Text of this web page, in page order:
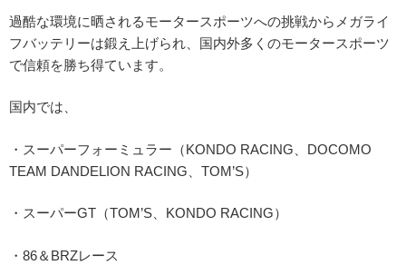
過酷な環境に晒されるモータースポーツへの挑戦からメガライ
フバッテリーは鍛え上げられ、国内外多くのモータースポーツ
で信頼を勝ち得ています。
国内では、
・スーパーフォーミュラー（KONDO RACING、DOCOMO
TEAM DANDELION RACING、TOM’S）
・スーパーGT（TOM’S、KONDO RACING）
・86＆BRZレース